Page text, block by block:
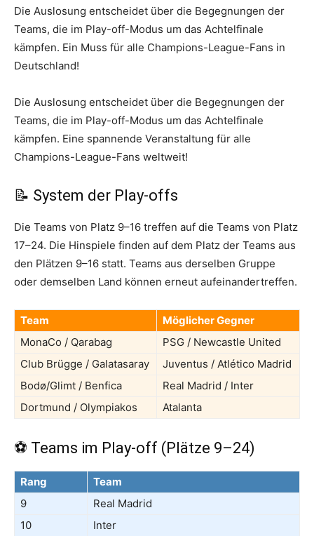
Die Auslosung entscheidet über die Begegnungen der
Teams, die im Play-off-Modus um das Achtelfinale
kämpfen. Ein Muss für alle Champions-League-Fans in
Deutschland!
Die Auslosung entscheidet über die Begegnungen der
Teams, die im Play-off-Modus um das Achtelfinale
kämpfen. Eine spannende Veranstaltung für alle
Champions-League-Fans weltweit!
📝 System der Play-offs
Die Teams von Platz 9–16 treffen auf die Teams von Platz
17–24. Die Hinspiele finden auf dem Platz der Teams aus
den Plätzen 9–16 statt. Teams aus derselben Gruppe
oder demselben Land können erneut aufeinandertreffen.
Team
Möglicher Gegner
MonaCo / Qarabag
PSG / Newcastle United
Club Brügge / Galatasaray
Juventus / Atlético Madrid
Bodø/Glimt / Benfica
Real Madrid / Inter
Dortmund / Olympiakos
Atalanta
⚽ Teams im Play-off (Plätze 9–24)
Rang
Team
9
Real Madrid
10
Inter